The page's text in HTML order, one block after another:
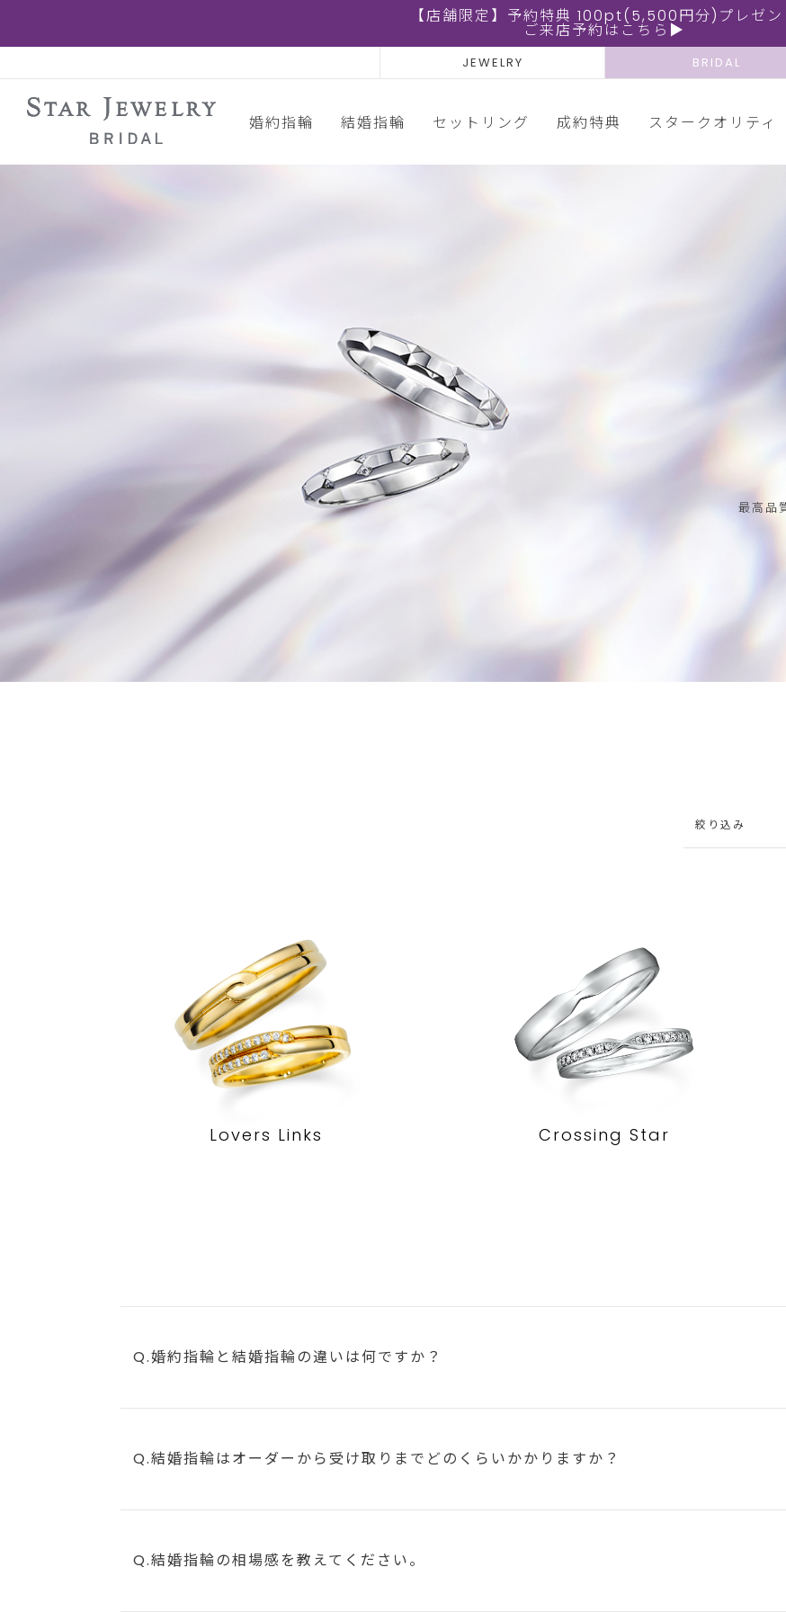
【店舗限定】予約特典 100pt(5,500円分)プレゼン
ご来店予約はこちら▶
JEWELRY BRIDAL
婚約指輪 結婚指輪 セットリング 成約特典 スタークオリティ
最高品
絞り込み
Lovers Links Crossing Star
Q.婚約指輪と結婚指輪の違いは何ですか？
Q.結婚指輪はオーダーから受け取りまで どのくらいかかりますか？
Q.結婚指輪の相場感を教えてください。